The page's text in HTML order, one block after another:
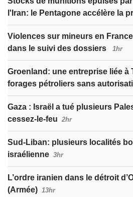
l'Iran: le Pentagone accélère la
Violences sur mineurs en
dans le suivi des dossiers
1hr
Groenland: une entreprise liée à
forages pétroliers sans
Gaza : Israël a tué plusieurs
cessez-le-feu 2hr
Sud-Liban: plusieurs localités
israélienne 3hr
L’ordre iranien dans le détroit
(Armée) 13hr